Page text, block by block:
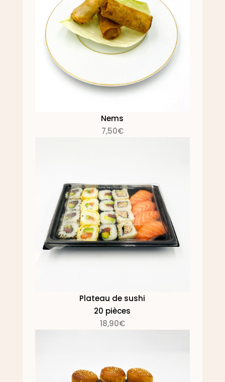
Nems
7,50€
Plateau de sushi
20 pièces
18,90€